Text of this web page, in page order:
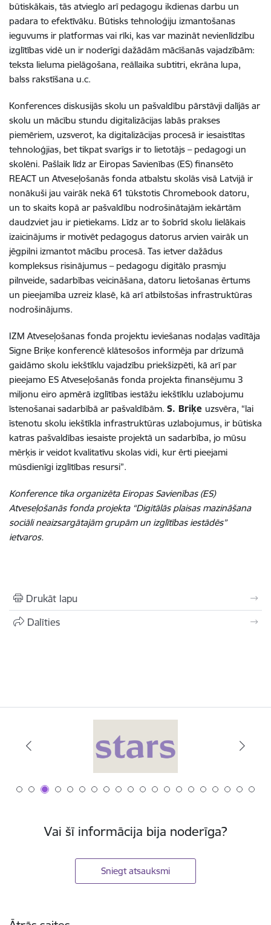
būtiskākais, tās atvieglo arī pedagogu ikdienas darbu un
padara to efektīvāku. Būtisks tehnoloģiju izmantošanas
ieguvums ir platformas vai rīki, kas var mazināt nevienlīdzību
izglītības vidē un ir noderīgi dažādām mācīšanās vajadzībām:
teksta lieluma pielāgošana, reāllaika subtitri, ekrāna lupa,
balss rakstīšana u.c.
Konferences diskusijās skolu un pašvaldību pārstāvji dalījās ar
skolu un mācību stundu digitalizācijas labās prakses
piemēriem, uzsverot, ka digitalizācijas procesā ir iesaistītas
tehnoloģjias, bet tikpat svarīgs ir to lietotājs – pedagogi un
skolēni. Pašlaik līdz ar Eiropas Savienības (ES) finansēto
REACT un Atveseļošanās fonda atbalstu skolās visā Latvijā ir
nonākuši jau vairāk nekā 61 tūkstotis Chromebook datoru,
un to skaits kopā ar pašvaldību nodrošinātajām iekārtām
daudzviet jau ir pietiekams. Līdz ar to šobrīd skolu lielākais
izaicinājums ir motivēt pedagogus datorus arvien vairāk un
jēgpilni izmantot mācību procesā. Tas ietver dažādus
kompleksus risinājumus – pedagogu digitālo prasmju
pilnveide, sadarbības veicināšana, datoru lietošanas ērtums
un pieejamība uzreiz klasē, kā arī atbilstošas infrastruktūras
nodrošinājums.
IZM Atveseļošanas fonda projektu ieviešanas nodaļas vadītāja
Signe Briķe konferencē klātesošos informēja par drīzumā
gaidāmo skolu iekštīklu vajadzību priekšizpēti, kā arī par
pieejamo ES Atveseļošanās fonda projekta finansējumu 3
miljonu eiro apmērā izglītības iestāžu iekštīklu uzlabojumu
īstenošanai sadarbībā ar pašvaldībām. S. Briķe uzsvēra, “lai
īstenotu skolu iekštīkla infrastruktūras uzlabojumus, ir būtiska
katras pašvaldības iesaiste projektā un sadarbība, jo mūsu
mērķis ir veidot kvalitatīvu skolas vidi, kur ērti pieejami
mūsdienīgi izglītības resursi”.
Konference tika organizēta Eiropas Savienības (ES)
Atveseļošanās fonda projekta “Digitālās plaisas mazināšana
sociāli neaizsargātajām grupām un izglītības iestādēs”
ietvaros.
Drukāt lapu
Dalīties
Vai šī informācija bija noderīga?
Sniegt atsauksmi